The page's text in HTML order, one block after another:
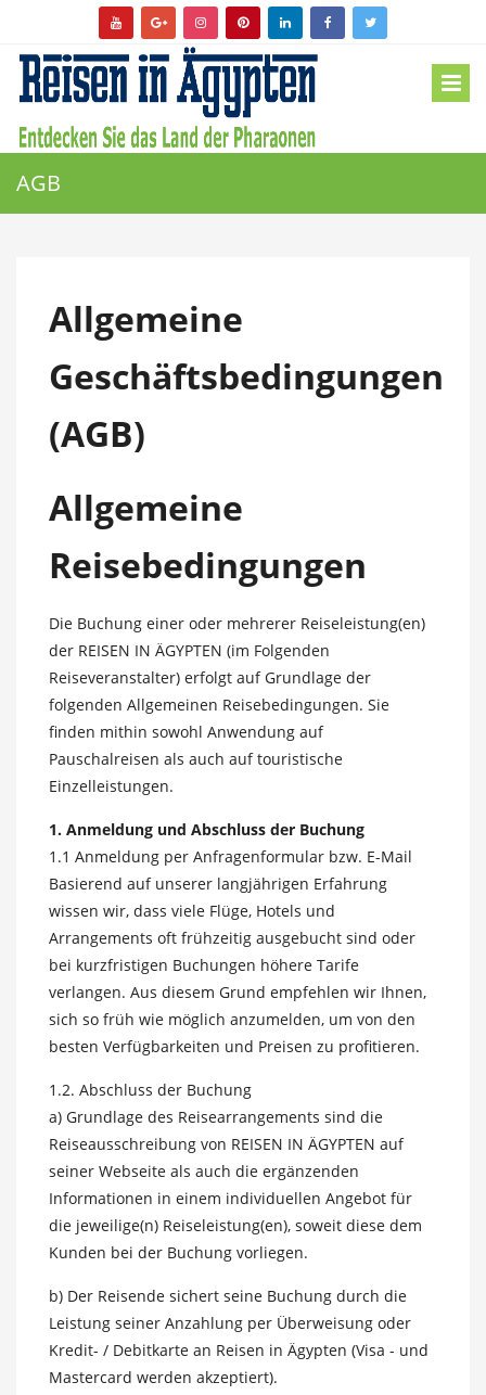
AGB
Allgemeine
Geschäftsbedingungen
(AGB)
Allgemeine
Reisebedingungen
Die Buchung einer oder mehrerer Reiseleistung(en)
der REISEN IN ÄGYPTEN (im Folgenden
Reiseveranstalter) erfolgt auf Grundlage der
folgenden Allgemeinen Reisebedingungen. Sie
finden mithin sowohl Anwendung auf
Pauschalreisen als auch auf touristische
Einzelleistungen.
1. Anmeldung und Abschluss der Buchung
1.1 Anmeldung per Anfragenformular bzw. E-Mail
Basierend auf unserer langjährigen Erfahrung
wissen wir, dass viele Flüge, Hotels und
Arrangements oft frühzeitig ausgebucht sind oder
bei kurzfristigen Buchungen höhere Tarife
verlangen. Aus diesem Grund empfehlen wir Ihnen,
sich so früh wie möglich anzumelden, um von den
besten Verfügbarkeiten und Preisen zu profitieren.
1.2. Abschluss der Buchung
a) Grundlage des Reisearrangements sind die
Reiseausschreibung von REISEN IN ÄGYPTEN auf
seiner Webseite als auch die ergänzenden
Informationen in einem individuellen Angebot für
die jeweilige(n) Reiseleistung(en), soweit diese dem
Kunden bei der Buchung vorliegen.
b) Der Reisende sichert seine Buchung durch die
Leistung seiner Anzahlung per Überweisung oder
Kredit- / Debitkarte an Reisen in Ägypten (Visa - und
Mastercard werden akzeptiert).